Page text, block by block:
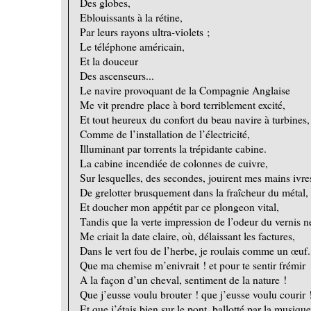
Eblouissants à la rétine,
Par leurs rayons ultra-violets ;
Le téléphone américain,
Et la douceur
Des ascenseurs...
Le navire provoquant de la Compagnie Anglaise
Me vit prendre place à bord terriblement excité,
Et tout heureux du confort du beau navire à turbines,
Comme de l’installation de l’électricité,
Illuminant par torrents la trépidante cabine.
La cabine incendiée de colonnes de cuivre,
Sur lesquelles, des secondes, jouirent mes mains
De grelotter brusquement dans la fraîcheur du métal,
Et doucher mon appétit par ce plongeon vital,
Tandis que la verte impression de l’odeur du vernis
Me criait la date claire, où, délaissant les factures,
Dans le vert fou de l’herbe, je roulais comme un œuf.
Que ma chemise m’enivrait ! et pour te sentir frémir
A la façon d’un cheval, sentiment de la nature !
Que j’eusse voulu brouter ! que j’eusse voulu courir !